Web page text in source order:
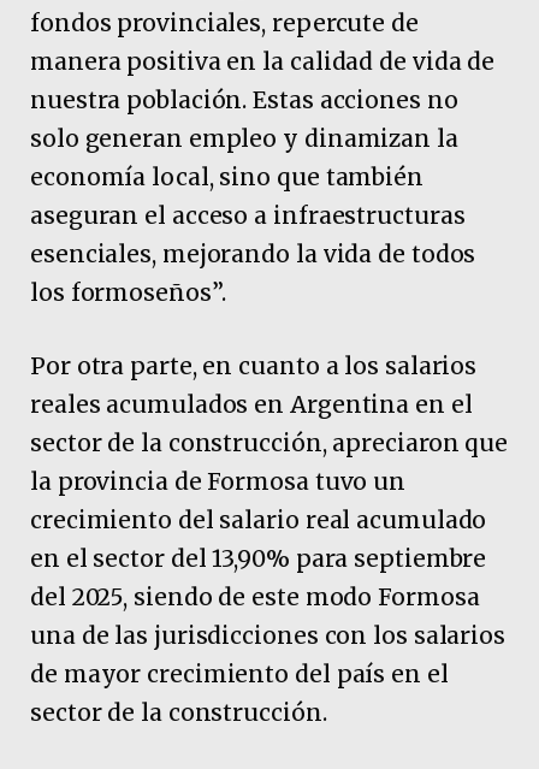
fondos provinciales, repercute de
manera positiva en la calidad de vida de
nuestra población. Estas acciones no
solo generan empleo y dinamizan la
economía local, sino que también
aseguran el acceso a infraestructuras
esenciales, mejorando la vida de todos
los formoseños”.
Por otra parte, en cuanto a los salarios
reales acumulados en Argentina en el
sector de la construcción, apreciaron que
la provincia de Formosa tuvo un
crecimiento del salario real acumulado
en el sector del 13,90% para septiembre
del 2025, siendo de este modo Formosa
una de las jurisdicciones con los salarios
de mayor crecimiento del país en el
sector de la construcción.